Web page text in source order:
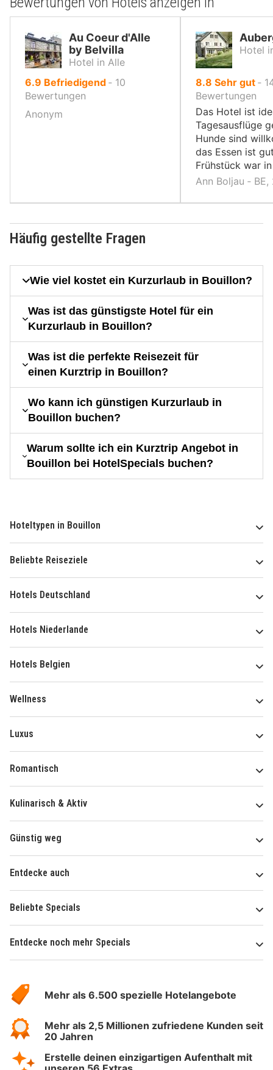
Au Coeur d'Alle
by Belvilla
Hotel in Alle
6.9 von
10,
Befriedigend ‐ 10
Bewertungen
Anonym
Hotel
8.8 von
10,
Sehr gut ‐
Bewertungen
Das Hotel ist
Tagesausflüge
Hunde sind
das Essen ist
Frühstück war
Ann Boljau ‐
Häufig gestellte Fragen
Wie viel kostet ein Kurzurlaub in Bouillon?
Was ist das günstigste Hotel für ein
Kurzurlaub in Bouillon?
Was ist die perfekte Reisezeit für
einen Kurztrip in Bouillon?
Wo kann ich günstigen Kurzurlaub in
Bouillon buchen?
Warum sollte ich ein Kurztrip Angebot in
Bouillon bei HotelSpecials buchen?
Hoteltypen in Bouillon
Beliebte Reiseziele
Hotels Deutschland
Hotels Niederlande
Hotels Belgien
Wellness
Luxus
Romantisch
Kulinarisch & Aktiv
Günstig weg
Entdecke auch
Beliebte Specials
Entdecke noch mehr Specials
Hotelspecials
Mehr als 6.500 spezielle Hotelangebote
Mehr als 2,5 Millionen zufriedene Kunden seit
20 Jahren
Erstelle deinen einzigartigen Aufenthalt mit